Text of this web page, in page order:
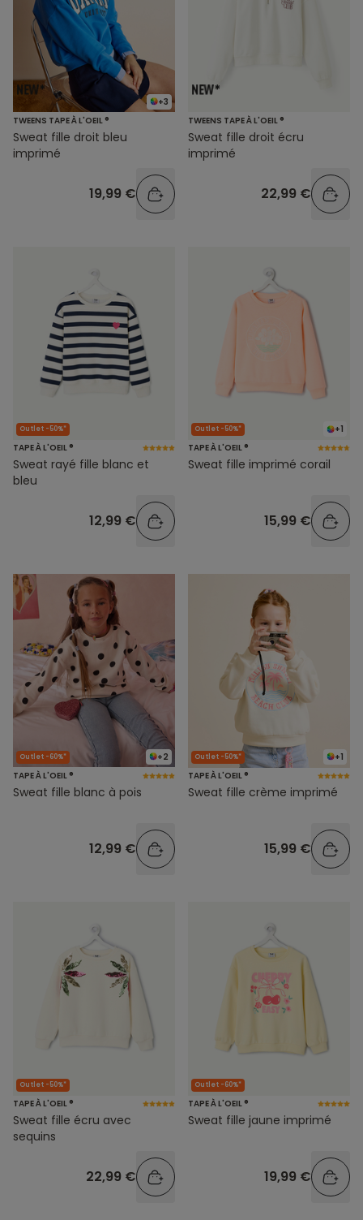
+3
TWEENS TAPE À L'OEIL ®
Sweat fille droit bleu
imprimé
19,99 €
TWEENS TAPE À L'OEIL ®
Sweat fille droit écru
imprimé
22,99 €
Outlet -50%*
TAPE À L'OEIL ®
Sweat rayé fille blanc et
bleu
12,99 €
+1
Outlet -50%*
TAPE À L'OEIL ®
Sweat fille imprimé corail
15,99 €
+2
Outlet -60%*
TAPE À L'OEIL ®
Sweat fille blanc à pois
12,99 €
+1
Outlet -50%*
TAPE À L'OEIL ®
Sweat fille crème imprimé
15,99 €
Outlet -50%*
TAPE À L'OEIL ®
Sweat fille écru avec
sequins
22,99 €
Outlet -60%*
TAPE À L'OEIL ®
Sweat fille jaune imprimé
19,99 €